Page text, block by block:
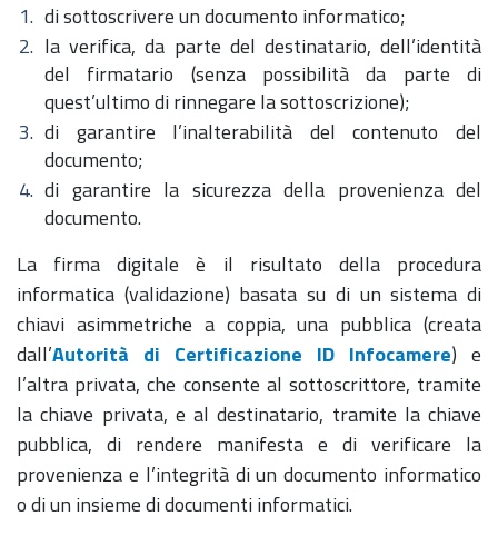
di sottoscrivere un documento informatico;
la verifica, da parte del destinatario, dell’identità
del firmatario (senza possibilità da parte di
quest’ultimo di rinnegare la sottoscrizione);
di garantire l’inalterabilità del contenuto del
documento;
di garantire la sicurezza della provenienza del
documento.
La firma digitale è il risultato della procedura
informatica (validazione) basata su di un sistema di
chiavi asimmetriche a coppia, una pubblica (creata
dall’Autorità di Certificazione ID Infocamere) e
l’altra privata, che consente al sottoscrittore, tramite
la chiave privata, e al destinatario, tramite la chiave
pubblica, di rendere manifesta e di verificare la
provenienza e l’integrità di un documento informatico
o di un insieme di documenti informatici.